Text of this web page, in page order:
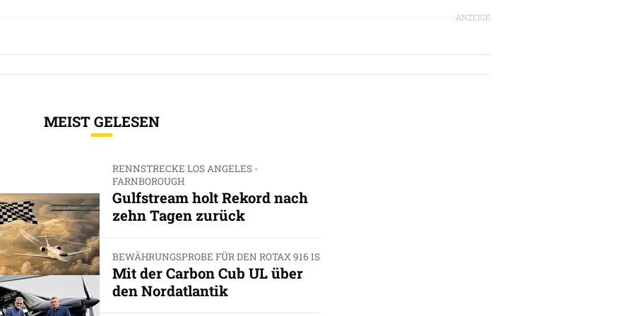
ANZEIGE
MEIST GELESEN
RENNSTRECKE LOS ANGELES -
FARNBOROUGH
Gulfstream holt Rekord nach
zehn Tagen zurück
BEWÄHRUNGSPROBE FÜR DEN ROTAX 916 IS
Mit der Carbon Cub UL über
den Nordatlantik